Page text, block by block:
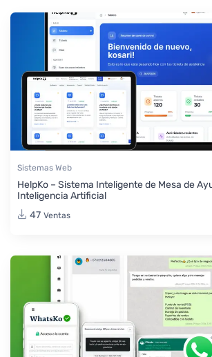
Sistemas Web
HelpKo – Sistema Inteligente de Mesa de
Inteligencia Artificial
47 Ventas